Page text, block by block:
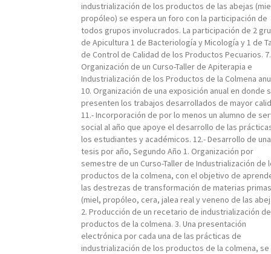
industrialización de los productos de las abejas
propóleo) se espera un foro con la participación de
todos grupos involucrados. La participación de 2
de Apicultura 1 de Bacteriología y Micología y 1 de
de Control de Calidad de los Productos Pecuarios. 7.
Organización de un Curso-Taller de Apiterapia e
Industrialización de los Productos de la Colmena
10. Organización de una exposición anual en donde
presenten los trabajos desarrollados de mayor
11.- Incorporación de por lo menos un alumno de
social al año que apoye el desarrollo de las
los estudiantes y académicos. 12.- Desarrollo de una
tesis por año, Segundo Año 1. Organización por
semestre de un Curso-Taller de Industrialización de
productos de la colmena, con el objetivo de
las destrezas de transformación de materias primas
(miel, propóleo, cera, jalea real y veneno de las
2. Producción de un recetario de industrialización
productos de la colmena. 3. Una presentación
electrónica por cada una de las prácticas de
industrialización de los productos de la colmena, se